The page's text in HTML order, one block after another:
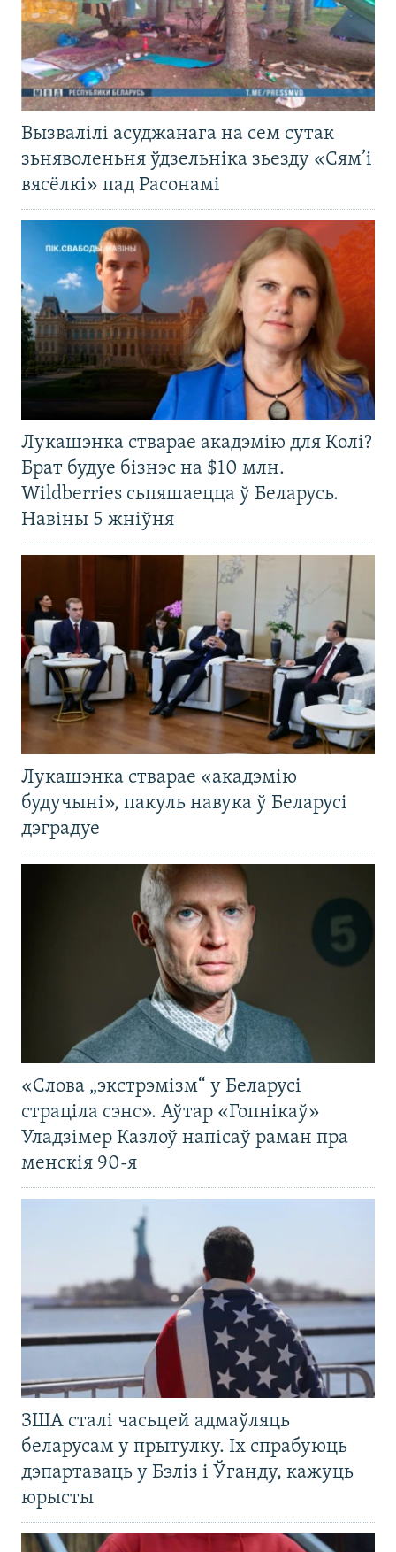
Вызвалілі асуджанага на сем сутак
зьняволеньня ўдзельніка зьезду «Сям’і
вясёлкі» пад Расонамі
Лукашэнка стварае акадэмію для Колі?
Брат будуе бізнэс на $10 млн.
Wildberries сьпяшаецца ў Беларусь.
Навіны 5 жніўня
Лукашэнка стварае «акадэмію
будучыні», пакуль навука ў Беларусі
дэградуе
«Слова „экстрэмізм“ у Беларусі
страціла сэнс». Аўтар «Гопнікаў»
Уладзімер Казлоў напісаў раман пра
менскія 90-я
ЗША сталі часьцей адмаўляць
беларусам у прытулку. Іх спрабуюць
дэпартаваць у Бэліз і Ўганду, кажуць
юрысты